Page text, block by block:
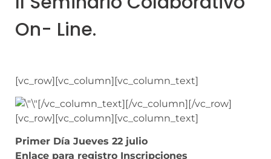
On- Line.
[vc_row][vc_column][vc_column_text]
[/vc_column_text][/vc_column][/vc_row]
[vc_row][vc_column][vc_column_text]
Primer Día Jueves 22 julio
Enlace para registro Inscripciones